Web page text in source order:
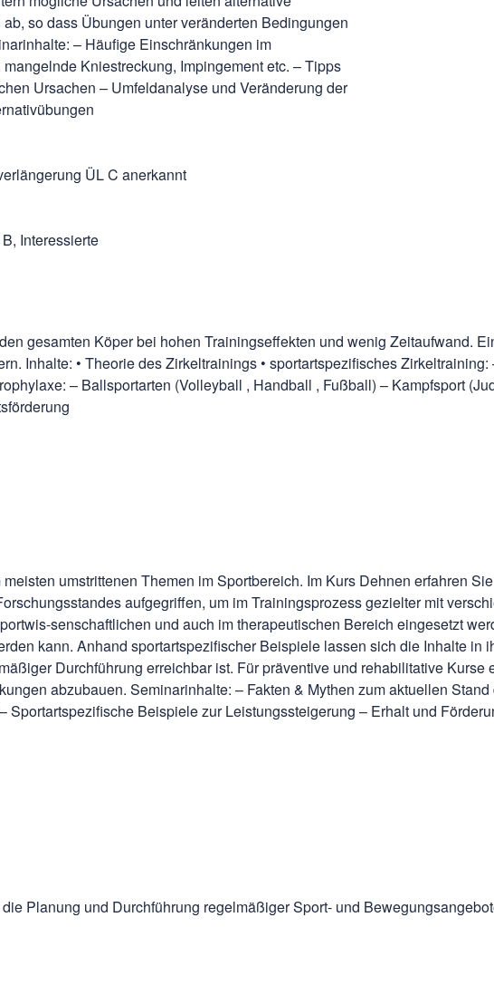
so dass Übungen unter veränderten Bedingungen
– Häufige Einschränkungen im
Kniestreckung, Impingement etc. – Tipps
Ursachen – Umfeldanalyse und Veränderung der
ÜL C anerkannt
Interessierte
gesamten Köper bei hohen Trainingseffekten und wenig Zeitaufwand.
Inhalte: • Theorie des Zirkeltrainings • sportartspezifisches
– Ballsportarten (Volleyball , Handball , Fußball) – Kampfsport
umstrittenen Themen im Sportbereich. Im Kurs Dehnen erfahren
aufgegriffen, um im Trainingsprozess gezielter mit
senschaftlichen und auch im therapeutischen Bereich eingesetzt
kann. Anhand sportartspezifischer Beispiele lassen sich die Inhalte in
Durchführung erreichbar ist. Für präventive und rehabilitative
abzubauen. Seminarinhalte: – Fakten & Mythen zum aktuellen
Beispiele zur Leistungssteigerung – Erhalt und
Planung und Durchführung regelmäßiger Sport- und